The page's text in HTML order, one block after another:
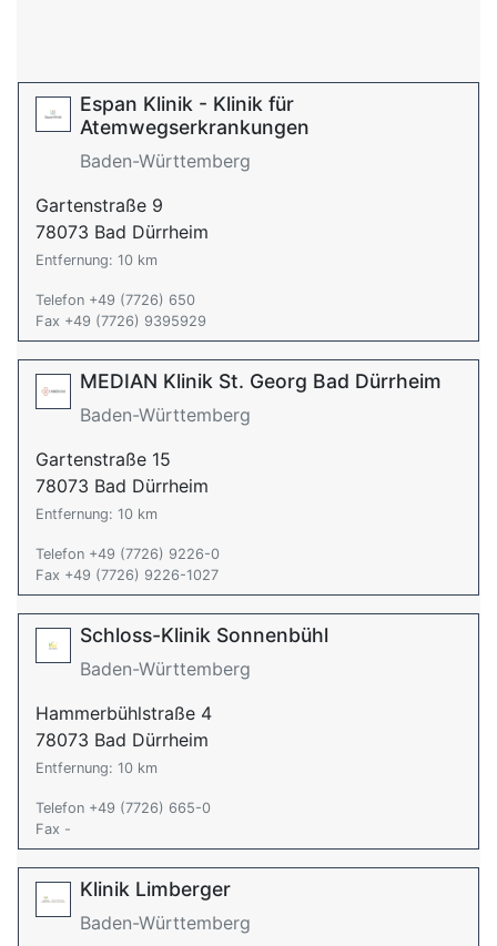
Espan Klinik - Klinik für
Atemwegserkrankungen
Baden-Württemberg
Gartenstraße 9
78073 Bad Dürrheim
Entfernung: 10 km
Telefon +49 (7726) 650
Fax +49 (7726) 9395929
MEDIAN Klinik St. Georg Bad Dürrheim
Baden-Württemberg
Gartenstraße 15
78073 Bad Dürrheim
Entfernung: 10 km
Telefon +49 (7726) 9226-0
Fax +49 (7726) 9226-1027
Schloss-Klinik Sonnenbühl
Baden-Württemberg
Hammerbühlstraße 4
78073 Bad Dürrheim
Entfernung: 10 km
Telefon +49 (7726) 665-0
Fax -
Klinik Limberger
Baden-Württemberg